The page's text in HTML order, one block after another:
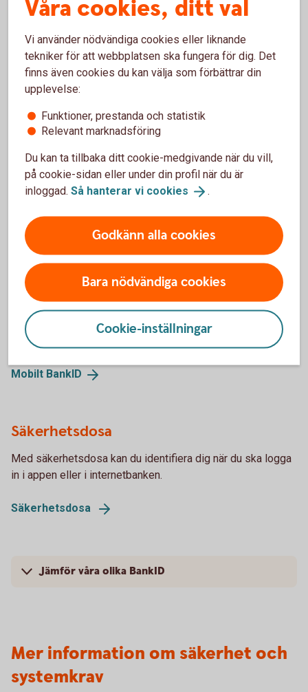
Villkor BankID privat (pdf)
Om du vill logga in i internetbanken, eller appen, finns det
två olika BankID att välja mellan. Mobilt BankID om du vill
föredrar datorn (ej till nyförsäljning hos oss). Du kan också
använda säkerhetsdosa.
Mobilt BankID
Mobilt BankID har du på din mobil. Läs om hur du beställer
det BankID och ta del av frågor och svar.
Mobilt BankID
Säkerhetsdosa
Med säkerhetsdosa kan du identifiera dig när du ska logga
in i appen eller i internetbanken.
Säkerhetsdosa
Jämför våra olika BankID
Mer information om säkerhet och
systemkrav
Våra cookies, ditt val
Vi använder nödvändiga cookies eller liknande
tekniker för att webbplatsen ska fungera för dig. Det
finns även cookies du kan välja som förbättrar din
upplevelse:
Funktioner, prestanda och statistik
Relevant marknadsföring
Du kan ta tillbaka ditt cookie-medgivande när du vill,
på cookie-sidan eller under din profil när du är
inloggad. Så hanterar vi cookies .
Godkänn alla cookies
Bara nödvändiga cookies
Cookie-inställningar